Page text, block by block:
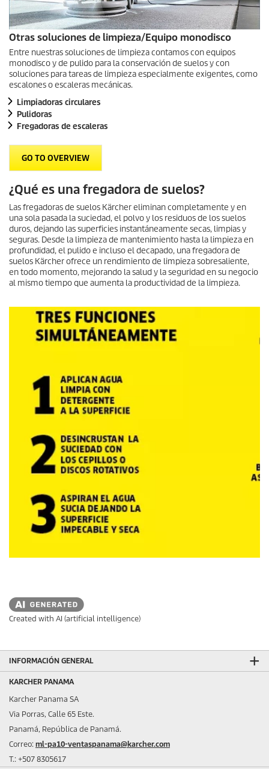
Otras soluciones de limpieza/Equipo monodisco
Entre nuestras soluciones de limpieza contamos con equipos
monodisco y de pulido para la conservación de suelos y con
soluciones para tareas de limpieza especialmente exigentes, como
escalones o escaleras mecánicas.
Limpiadoras circulares
Pulidoras
Fregadoras de escaleras
GO TO OVERVIEW
¿Qué es una fregadora de suelos?
Las fregadoras de suelos Kärcher eliminan completamente y en
una sola pasada la suciedad, el polvo y los residuos de los suelos
duros, dejando las superficies instantáneamente secas, limpias y
seguras. Desde la limpieza de mantenimiento hasta la limpieza en
profundidad, el pulido e incluso el decapado, una fregadora de
suelos Kärcher ofrece un rendimiento de limpieza sobresaliente,
en todo momento, mejorando la salud y la seguridad en su negocio
al mismo tiempo que aumenta la productividad de la limpieza.
Created with AI (artificial intelligence)
INFORMACIÓN GENERAL
KARCHER PANAMA
Karcher Panama SA
Via Porras, Calle 65 Este.
Panamá, República de Panamá.
Correo: ml-pa10-ventaspanama@karcher.com
T.: +507 8305617